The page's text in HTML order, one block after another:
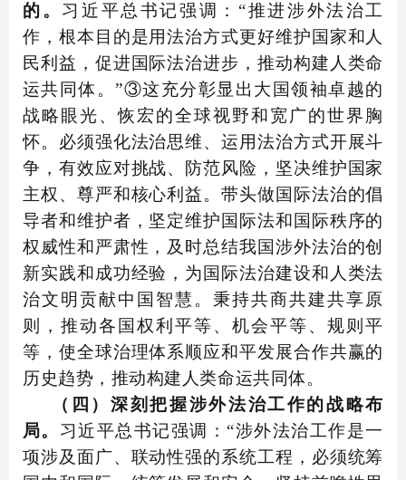
的。 习近平总书记强调：“推进涉外法治工
作，根本目的是用法治方式更好维护国家和人
民利益，促进国际法治进步，推动构建人类命
运共同体。”③这充分彰显出大国领袖卓越的
战略眼光、恢宏的全球视野和宽广的世界胸
怀。必须强化法治思维、运用法治方式开展斗
争，有效应对挑战、防范风险，坚决维护国家
主权、尊严和核心利益。带头做国际法治的倡
导者和维护者，坚定维护国际法和国际秩序的
权威性和严肃性，及时总结我国涉外法治的创
新实践和成功经验，为国际法治建设和人类法
治文明贡献中国智慧。秉持共商共建共享原
则，推动各国权利平等、机会平等、规则平
等，使全球治理体系顺应和平发展合作共赢的
历史趋势，推动构建人类命运共同体。
（四）深刻把握涉外法治工作的战略布
局。 习近平总书记强调：“涉外法治工作是一
项涉及面广、联动性强的系统工程，必须统筹